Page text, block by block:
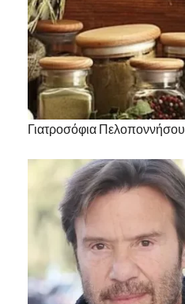
Γιατροσόφια Πελοποννήσου